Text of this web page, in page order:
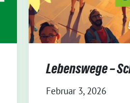
Lebenswege –
Februar 3, 2026